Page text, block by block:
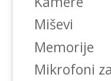
Miševi
Memorije
Mikrofoni